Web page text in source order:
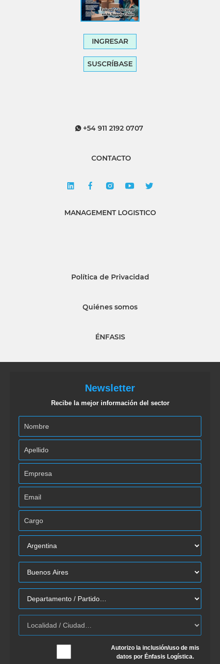
INGRESAR
SUSCRÍBASE
+54 911 2192 0707
CONTACTO
MANAGEMENT LOGISTICO
Política de Privacidad
Quiénes somos
ÉNFASIS
Newsletter
Recibe la mejor información del sector
Autorizo la inclusión/uso de mis
datos por Énfasis Logística.